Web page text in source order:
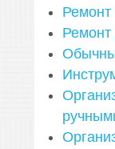
Ремонт
Ремонт